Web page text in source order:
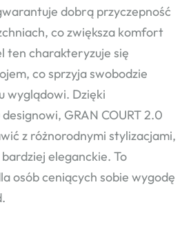
dobrą przyczepność
co zwiększa komfort
ten charakteryzuje się
co sprzyja swobodzie
wyglądowi. Dzięki
GRAN COURT 2.0
z różnorodnymi stylizacjami,
eleganckie. To
osób ceniących sobie wygodę